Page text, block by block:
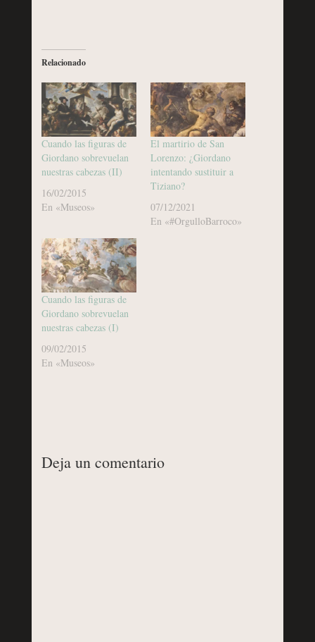
Relacionado
Cuando las figuras de
Giordano sobrevuelan
nuestras cabezas (II)
16/02/2015
En «Museos»
El martirio de San
Lorenzo: ¿Giordano
intentando sustituir a
Tiziano?
07/12/2021
En «#OrgulloBarroco»
Cuando las figuras de
Giordano sobrevuelan
nuestras cabezas (I)
09/02/2015
En «Museos»
Deja un comentario